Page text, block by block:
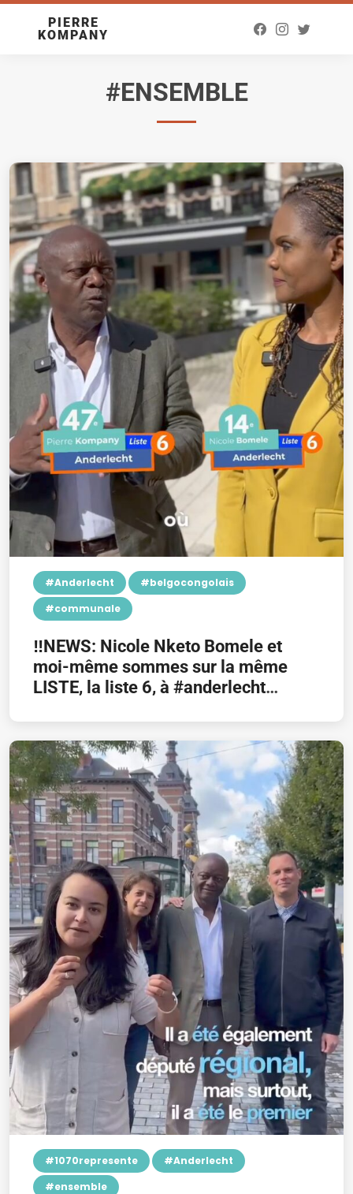
PIERRE
KOMPANY
#ENSEMBLE
#Anderlecht
#belgocongolais
#communale
‼️NEWS: Nicole Nketo Bomele et
moi-même sommes sur la même
LISTE, la liste 6, à #anderlecht
vos voix!
#1070represente
#Anderlecht
#ensemble